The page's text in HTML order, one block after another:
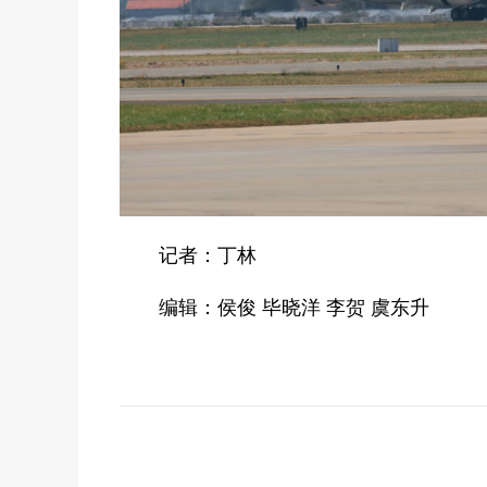
记者：丁林
编辑：侯俊 毕晓洋 李贺 虞东升